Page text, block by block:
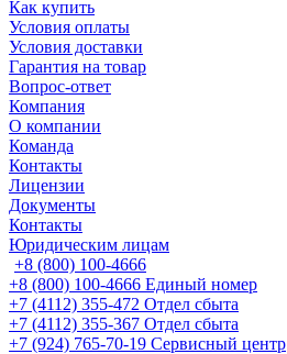
Как купить
Условия оплаты
Условия доставки
Гарантия на товар
Вопрос-ответ
Компания
О компании
Команда
Контакты
Лицензии
Документы
Контакты
Юридическим лицам
+8 (800) 100-4666
+8 (800) 100-4666 Единый номер
+7 (4112) 355-472 Отдел сбыта
+7 (4112) 355-367 Отдел сбыта
+7 (924) 765-70-19 Сервисный центр